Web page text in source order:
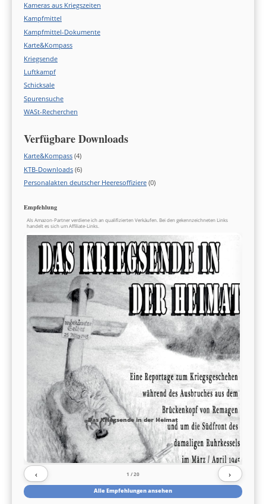
Kameras aus Kriegszeiten
Kampfmittel
Kampfmittel-Dokumente
Karte&Kompass
Kriegsende
Luftkampf
Schicksale
Spurensuche
WASt-Recherchen
Verfügbare Downloads
Karte&Kompass (4)
KTB-Downloads (6)
Personalakten deutscher Heeresoffiziere (0)
Empfehlung
Als Amazon-Partner verdiene ich an qualifizierten Verkäufen. Bei den gekennzeichneten Links
handelt es sich um Affiliate-Links.
Das Kriegsende in der Heimat
‹ 1 / 20 ›
Alle Empfehlungen ansehen